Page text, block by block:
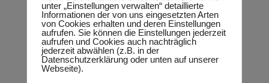
Neueste Beiträge
Sondervermögen für die Europachaussee richtige
Entscheidung! 30.04.2026
unter „Einstellungen verwalten“ detaillierte
Informationen der von uns eingesetzten Arten
von Cookies erhalten und deren Einstellungen
aufrufen. Sie können die Einstellungen jederzeit
aufrufen und Cookies auch nachträglich
jederzeit abwählen (z.B. in der
Datenschutzerklärung oder unten auf unserer
Webseite).